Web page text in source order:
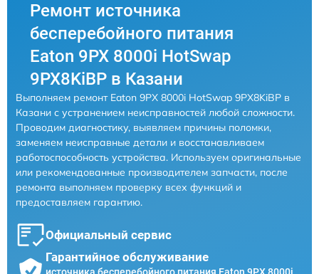
Ремонт источника
бесперебойного питания
Eaton 9PX 8000i HotSwap
9PX8KiBP в Казани
Выполняем ремонт Eaton 9PX 8000i HotSwap 9PX8KiBP в
Казани с устранением неисправностей любой сложности.
Проводим диагностику, выявляем причины поломки,
заменяем неисправные детали и восстанавливаем
работоспособность устройства. Используем оригинальные
или рекомендованные производителем запчасти, после
ремонта выполняем проверку всех функций и
предоставляем гарантию.
Официальный сервис
Гарантийное обслуживание